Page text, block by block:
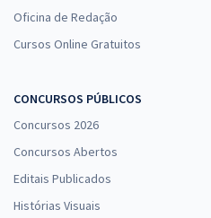
Oficina de Redação
Cursos Online Gratuitos
CONCURSOS PÚBLICOS
Concursos 2026
Concursos Abertos
Editais Publicados
Histórias Visuais